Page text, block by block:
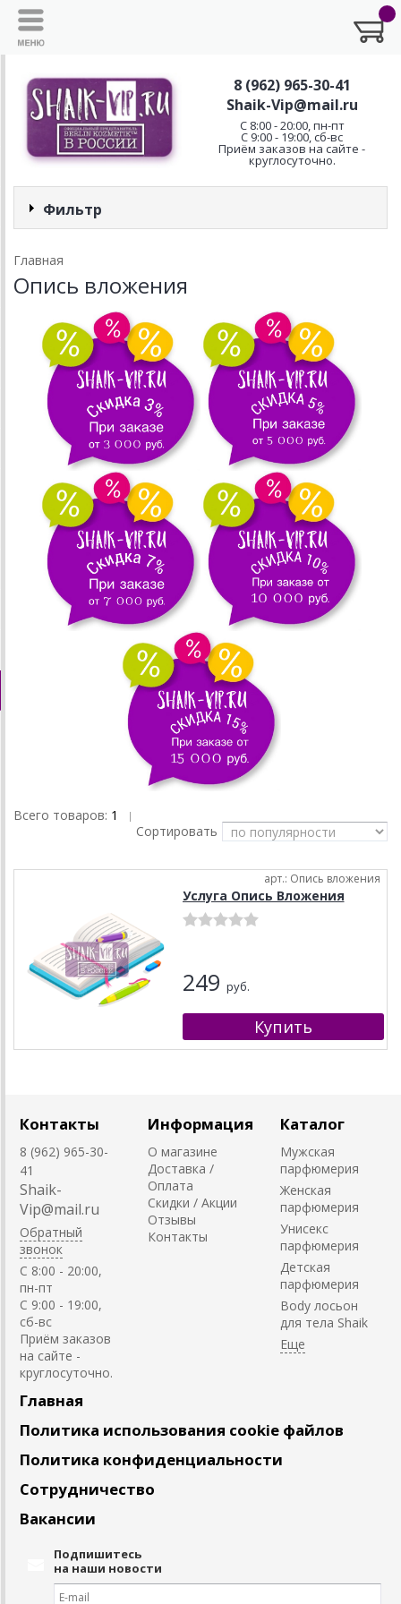
8 (962) 965-30-41
Shaik-Vip@mail.ru
C 8:00 - 20:00, пн-пт
С 9:00 - 19:00, сб-вс
Приём заказов на сайте -
круглосуточно.
Фильтр
Главная
Опись вложения
Всего товаров: 1 |
Сортировать
арт.: Опись вложения
Услуга Опись Вложения
249 руб.
Контакты
8 (962) 965-30-
41
Shaik-
Vip@mail.ru
Обратный
звонок
C 8:00 - 20:00,
пн-пт
С 9:00 - 19:00,
сб-вс
Приём заказов
на сайте -
круглосуточно.
Информация
О магазине
Доставка /
Оплата
Скидки / Акции
Отзывы
Контакты
Каталог
Мужская
парфюмерия
Женская
парфюмерия
Унисекс
парфюмерия
Детская
парфюмерия
Body лосьон
для тела Shaik
Главная
Политика использования cookie файлов
Политика конфиденциальности
Сотрудничество
Вакансии
Подпишитесь
на наши новости